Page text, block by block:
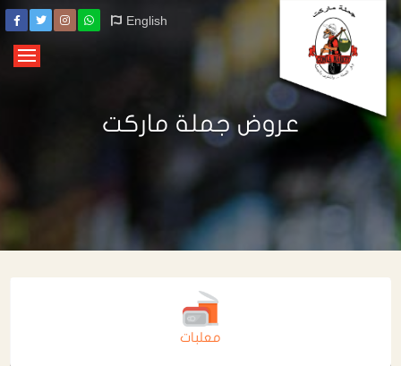
English
عروض جملة ماركت
معلبات